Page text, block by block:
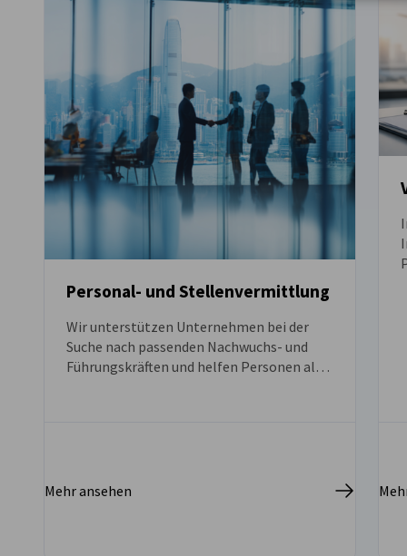
Personal- und Stellenvermittlung
Wir unterstützen Unternehmen bei der
Suche nach passenden Nachwuchs- und
Führungskräften und helfen Personen aller
Mehr ansehen